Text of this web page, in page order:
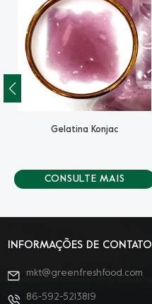
Gelatina Konjac
CONSULTE MAIS
INFORMAÇÕES DE CONTATO
mkt@greenfreshfood.com
86-592-5213819